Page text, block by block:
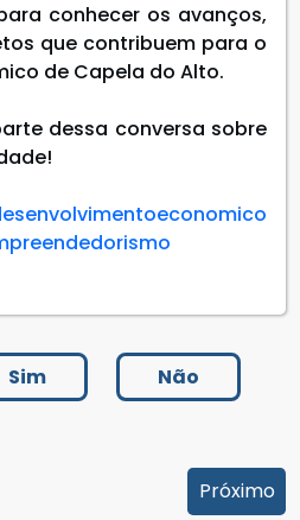
conhecer os avanços,
que contribuem para o
de Capela do Alto.
dessa conversa sobre
Sim Não
Próximo